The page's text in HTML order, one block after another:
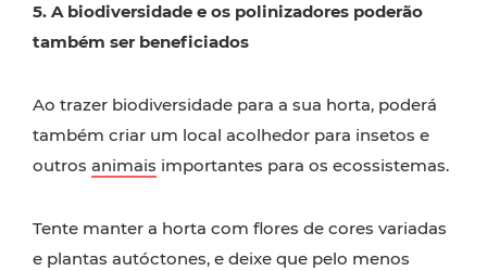
5. A biodiversidade e os polinizadores poderão
também ser beneficiados
Ao trazer biodiversidade para a sua horta, poderá
também criar um local acolhedor para insetos e
outros animais importantes para os ecossistemas.
Tente manter a horta com flores de cores variadas
e plantas autóctones, e deixe que pelo menos